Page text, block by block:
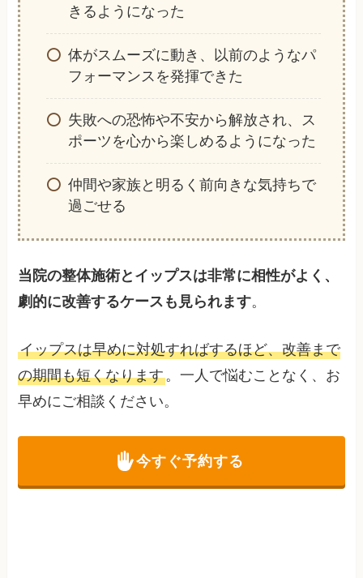
きるようになった
体がスムーズに動き、以前のようなパ
フォーマンスを発揮できた
失敗への恐怖や不安から解放され、ス
ポーツを心から楽しめるようになった
仲間や家族と明るく前向きな気持ちで
過ごせる
当院の整体施術とイップスは非常に相性がよく、
劇的に改善するケースも見られます。
イップスは早めに対処すればするほど、改善まで
の期間も短くなります。一人で悩むことなく、お
早めにご相談ください。
今すぐ予約する